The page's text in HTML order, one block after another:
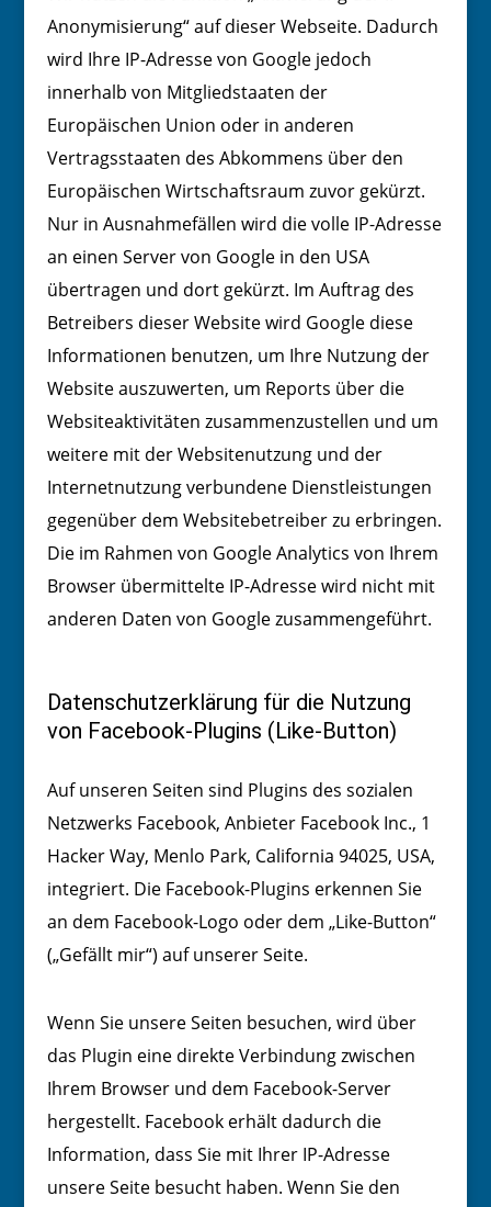
Anonymisierung“ auf dieser Webseite. Dadurch
wird Ihre IP-Adresse von Google jedoch
innerhalb von Mitgliedstaaten der
Europäischen Union oder in anderen
Vertragsstaaten des Abkommens über den
Europäischen Wirtschaftsraum zuvor gekürzt.
Nur in Ausnahmefällen wird die volle IP-Adresse
an einen Server von Google in den USA
übertragen und dort gekürzt. Im Auftrag des
Betreibers dieser Website wird Google diese
Informationen benutzen, um Ihre Nutzung der
Website auszuwerten, um Reports über die
Websiteaktivitäten zusammenzustellen und um
weitere mit der Websitenutzung und der
Internetnutzung verbundene Dienstleistungen
gegenüber dem Websitebetreiber zu erbringen.
Die im Rahmen von Google Analytics von Ihrem
Browser übermittelte IP-Adresse wird nicht mit
anderen Daten von Google zusammengeführt.
Datenschutzerklärung für die Nutzung
von Facebook-Plugins (Like-Button)
Auf unseren Seiten sind Plugins des sozialen
Netzwerks Facebook, Anbieter Facebook Inc., 1
Hacker Way, Menlo Park, California 94025, USA,
integriert. Die Facebook-Plugins erkennen Sie
an dem Facebook-Logo oder dem „Like-Button“
(„Gefällt mir“) auf unserer Seite.
Wenn Sie unsere Seiten besuchen, wird über
das Plugin eine direkte Verbindung zwischen
Ihrem Browser und dem Facebook-Server
hergestellt. Facebook erhält dadurch die
Information, dass Sie mit Ihrer IP-Adresse
unsere Seite besucht haben. Wenn Sie den